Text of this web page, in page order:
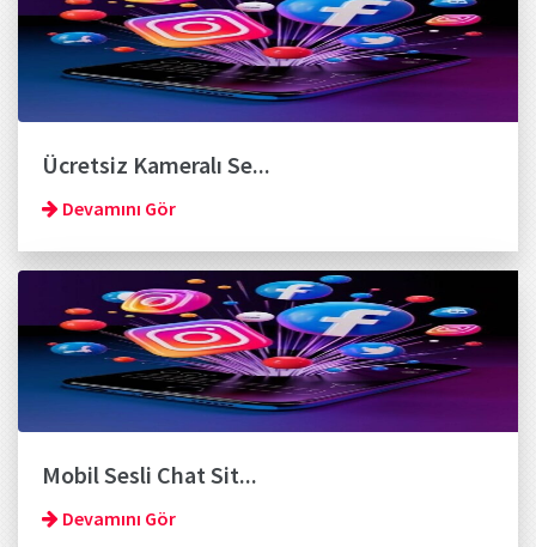
Ücretsiz Kameralı Se...
Devamını Gör
Mobil Sesli Chat Sit...
Devamını Gör